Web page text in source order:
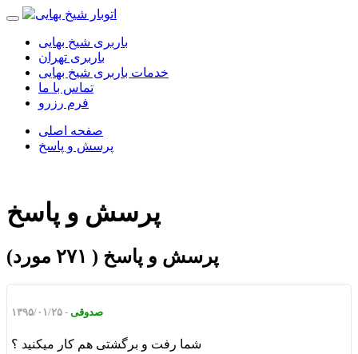
باربری شیخ بهایی
باربری تهران
خدمات باربری شیخ بهایی
تماس با ما
فرم رزرو
صفحه اصلی
پرسش و پاسخ
پرسش و پاسخ
پرسش و پاسخ ( ۲۷۱ مورد)
صدوقی - ۱۳۹۵/۰۱/۲۵
شما رفت و برگشتی هم کار میکنید ؟